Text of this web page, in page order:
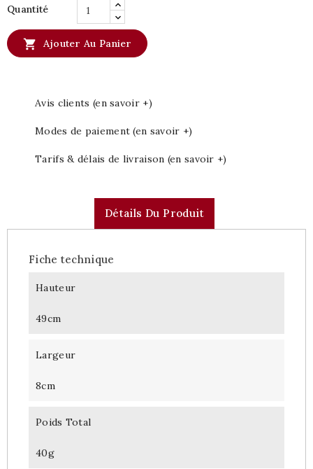
Quantité
 Ajouter Au Panier
Avis clients (en savoir +)
Modes de paiement (en savoir +)
Tarifs & délais de livraison (en savoir +)
Détails Du Produit
Fiche technique
Hauteur
49cm
Largeur
8cm
Poids Total
40g